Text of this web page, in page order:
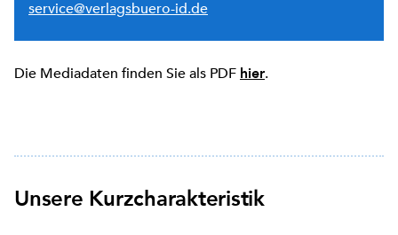
service@verlagsbuero-id.de
Die Mediadaten finden Sie als PDF hier.
Unsere Kurzcharakteristik